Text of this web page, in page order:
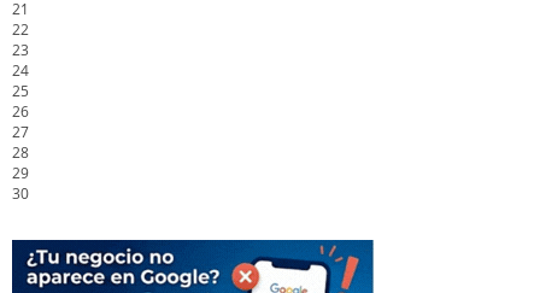
21
22
23
24
25
26
27
28
29
30